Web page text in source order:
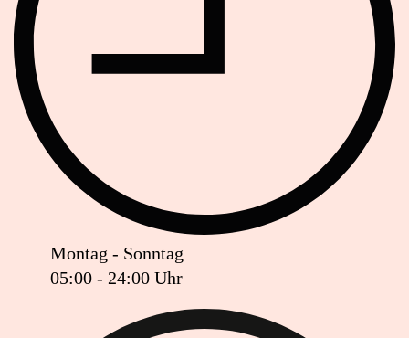
Montag - Sonntag
05:00 - 24:00 Uhr
Ist das Geschäft jetzt geöffnet oder geschlossen?